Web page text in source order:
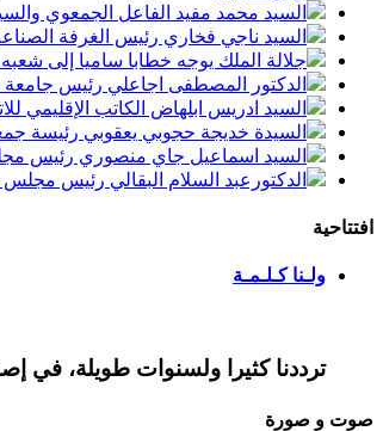
السيد محمد مفيد الفاعل الجمعوي والسياسي
السيد ناجي فخاري رئيس الغرفة الصناعة
جلالة الملك يوجه خطابا ساميا إلى
الدكتور المصطفى اجاعلي رئيس جامعة
السيد ادريس ابلهاض الكاتب الإقليمي
السيدة خديجة حجوبي يعقوبي رئيسة
السيد اسماعيل جاي منصوري رئيس
الدكتورعبد السلام البقالي رئيس
افتتاحية
ولـنا كـلـمـة
ترددنا كثيرا ولسنوات طويلة، في
صوت و صورة